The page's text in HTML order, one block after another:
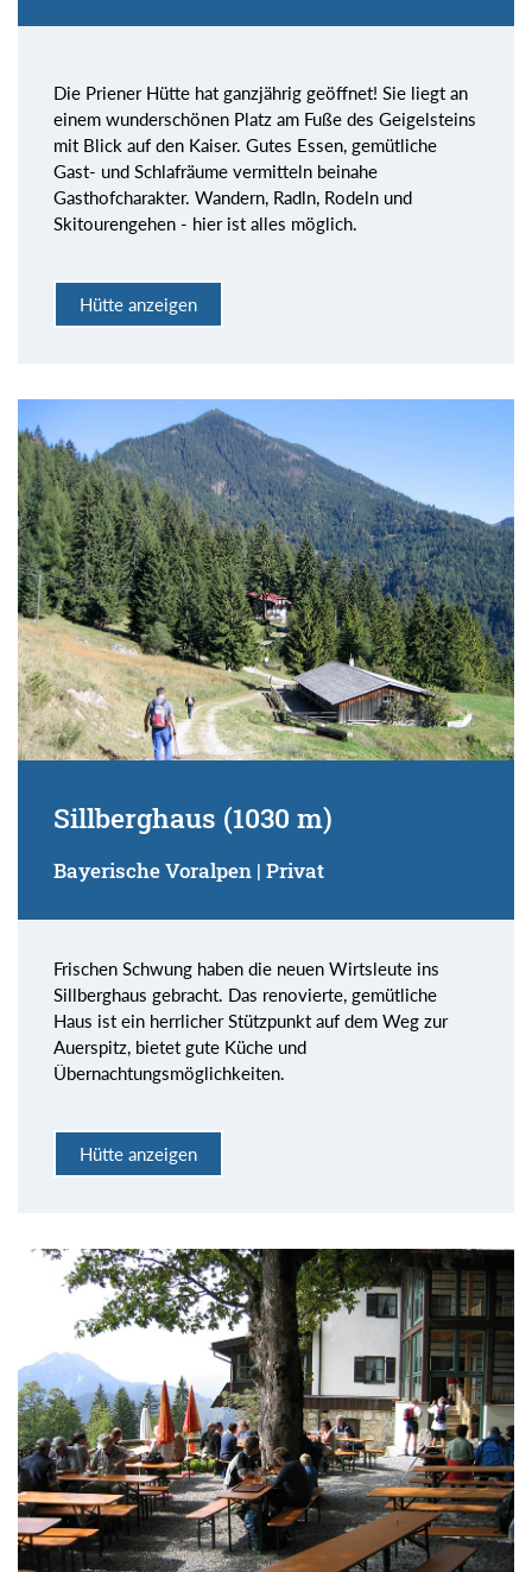
Die Priener Hütte hat ganzjährig geöffnet! Sie liegt an
einem wunderschönen Platz am Fuße des Geigelsteins
mit Blick auf den Kaiser. Gutes Essen, gemütliche
Gast- und Schlafräume vermitteln beinahe
Gasthofcharakter. Wandern, Radln, Rodeln und
Skitourengehen - hier ist alles möglich.
Hütte anzeigen
Sillberghaus (1030 m)
Bayerische Voralpen | Privat
Frischen Schwung haben die neuen Wirtsleute ins
Sillberghaus gebracht. Das renovierte, gemütliche
Haus ist ein herrlicher Stützpunkt auf dem Weg zur
Auerspitz, bietet gute Küche und
Übernachtungsmöglichkeiten.
Hütte anzeigen